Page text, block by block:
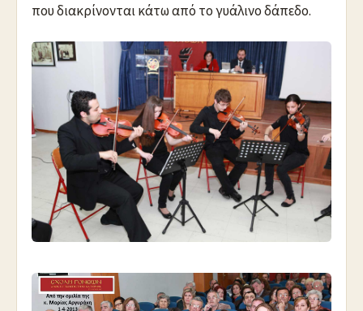
που διακρίνονται κάτω από το γυάλινο δάπεδο.